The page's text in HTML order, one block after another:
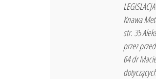
Knawa
str. 35
przez
64 dr